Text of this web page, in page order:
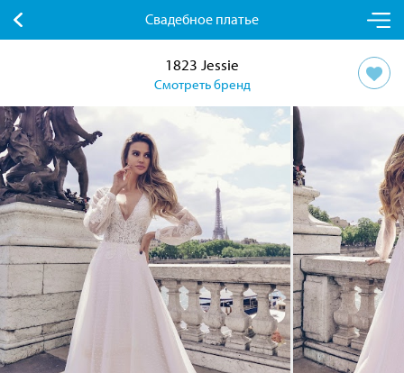
Свадебное платье
1823 Jessie
Смотреть бренд